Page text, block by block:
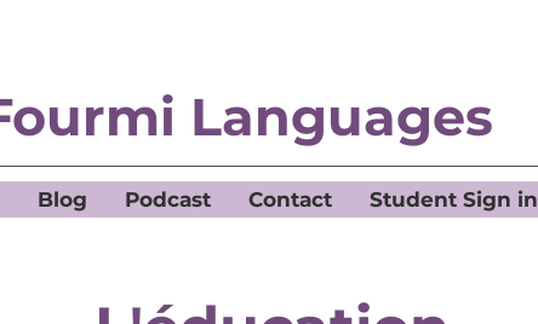
Languages
Blog Podcast Contact Student Sign in